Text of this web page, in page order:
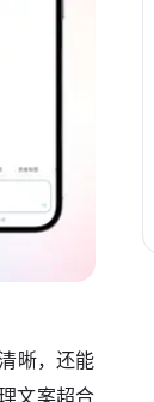
晰，还能
文案超合